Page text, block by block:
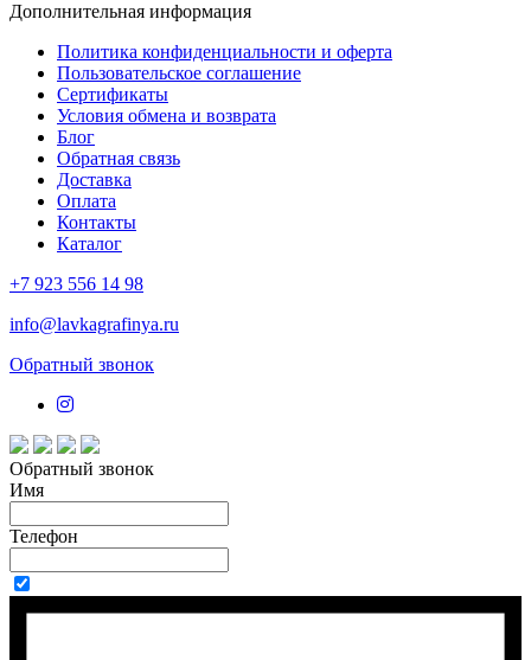
Дополнительная информация
Политика конфиденциальности и оферта
Пользовательское соглашение
Сертификаты
Условия обмена и возврата
Блог
Обратная связь
Доставка
Оплата
Контакты
Каталог
+7 923 556 14 98
info@lavkagrafinya.ru
Обратный звонок
Обратный звонок
Имя
Телефон